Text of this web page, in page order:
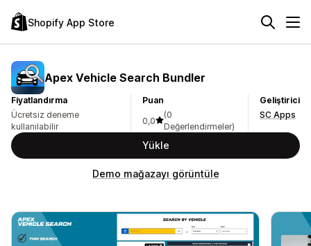
Shopify App Store
Apex Vehicle Search Bundler
Fiyatlandırma
Ücretsiz deneme
kullanılabilir
Puan
0,0
(0
Değerlendirmeler)
Geliştirici
SC Apps
Yükle
Demo mağazayı görüntüle